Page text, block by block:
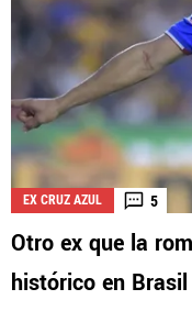
EX CRUZ AZUL 5
Otro ex que la
histórico en Brasil